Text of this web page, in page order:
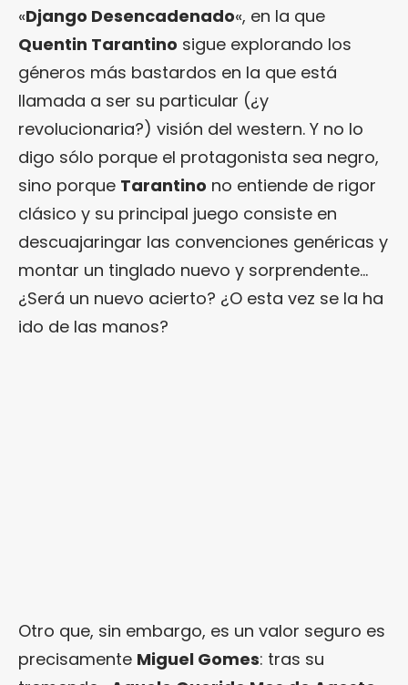
«Django Desencadenado«, en la que
Quentin Tarantino sigue explorando los
géneros más bastardos en la que está
llamada a ser su particular (¿y
revolucionaria?) visión del western. Y no lo
digo sólo porque el protagonista sea negro,
sino porque Tarantino no entiende de rigor
clásico y su principal juego consiste en
descuajaringar las convenciones genéricas y
montar un tinglado nuevo y sorprendente…
¿Será un nuevo acierto? ¿O esta vez se la ha
ido de las manos?
Otro que, sin embargo, es un valor seguro es
precisamente Miguel Gomes: tras su